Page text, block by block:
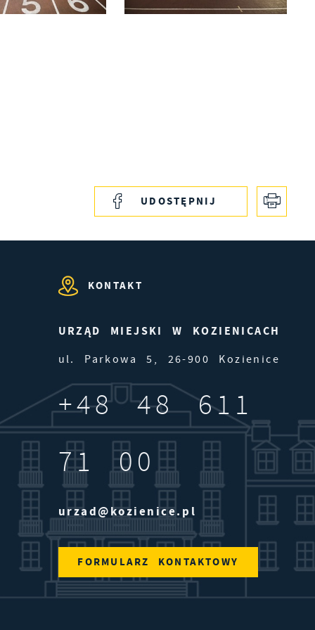
UDOSTĘPNIJ
KONTAKT
URZĄD MIEJSKI W KOZIENICACH
ul. Parkowa 5, 26-900 Kozienice
+48 48 611
71 00
urzad@kozienice.pl
FORMULARZ KONTAKTOWY